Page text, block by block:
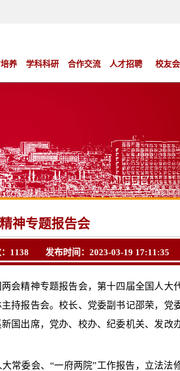
养 学科科研 合作交流 人才招聘 校友会
神专题报告会
1138 发布时间：2023-03-19 17:11:35
会精神专题报告会，第十四届全国人大
持报告会。校长、党委副书记邵荣，党
国出席，党办、校办、纪委机关、发改
常委会、“一府两院”工作报告，立法法